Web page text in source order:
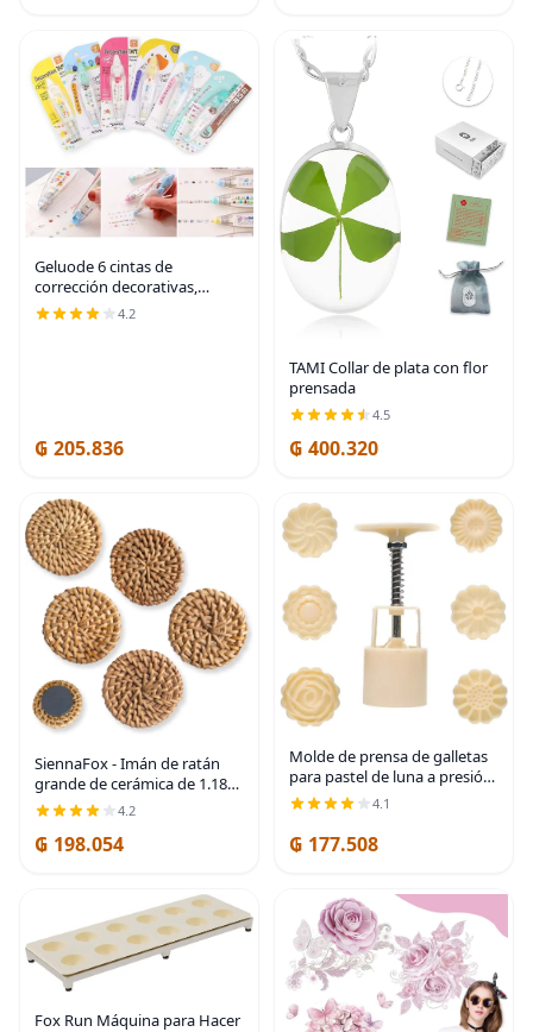
Geluode 6 cintas de
corrección decorativas,
diseño creativo de dibujos
animados, calcomanías
4.2
₲ 205.836
TAMI Collar de plata con flor
prensada
4.5
₲ 400.320
SiennaFox - Imán de ratán
grande de cerámica de 1.18
pulgadas, decoración
oficina, pizarra blanca,
4.2
₲ 198.054
Molde de prensa de galletas
para pastel de luna a presión
de mano con 6 patrones de
modo para 1 juego – 1.76 oz
de sello de galletas
Mooncake Mold
4.1
₲ 177.508
Fox Run Máquina para Hacer